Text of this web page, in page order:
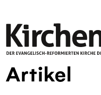
Artikel